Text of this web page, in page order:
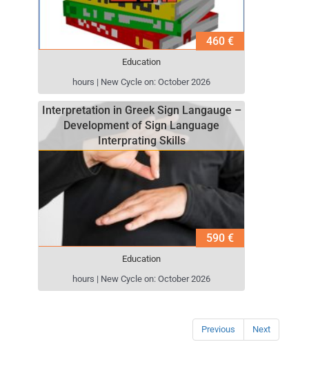
460 €
Education
hours | New Cycle on: October 2026
590 €
Interpretation in Greek Sign Langauge –
Development of Sign Language
Interprating Skills
Education
hours | New Cycle on: October 2026
Previous Next